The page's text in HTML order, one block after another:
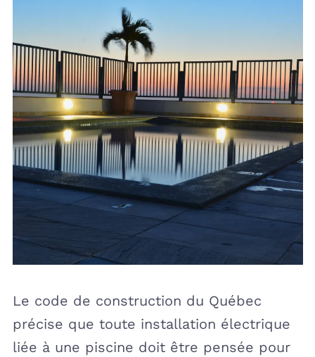
Le code de construction du Québec
précise que toute installation électrique
liée à une piscine doit être pensée pour